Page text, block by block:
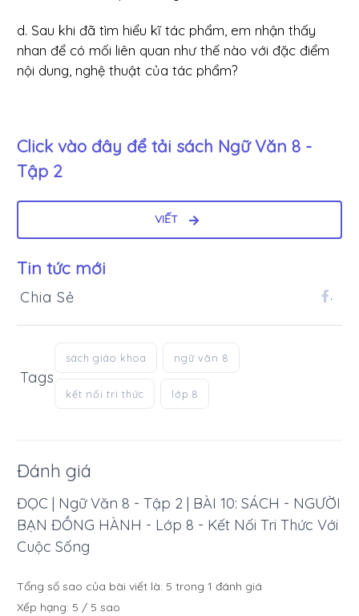
d. Sau khi đã tìm hiểu kĩ tác phẩm, em nhận thấy
nhan để có mối liên quan như thế nào với đặc điểm
nội dung, nghệ thuật của tác phẩm?
Click vào đây để tải sách Ngữ Văn 8 -
Tập 2
VIẾT
Tin tức mới
Chia Sẻ .
Tags
sách giáo khoa ngữ văn 8
kết nối tri thức lớp 8
Đánh giá
ĐỌC | Ngữ Văn 8 - Tập 2 | BÀI 10: SÁCH - NGƯỜI
BẠN ĐỒNG HÀNH - Lớp 8 - Kết Nối Tri Thức Với
Cuộc Sống
Tổng số sao của bài viết là: 5 trong 1 đánh giá
Xếp hạng: 5 / 5 sao